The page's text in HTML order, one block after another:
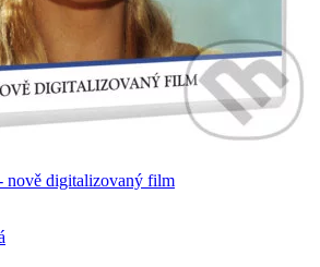
nově digitalizovaný film